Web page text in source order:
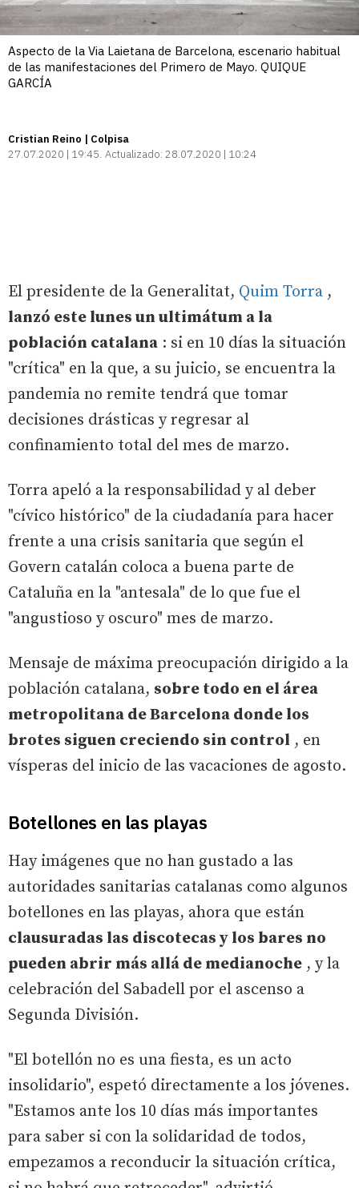
Aspecto de la Via Laietana de Barcelona, escenario habitual
de las manifestaciones del Primero de Mayo. QUIQUE
GARCÍA
Cristian Reino | Colpisa
27.07.2020 | 19:45 Actualizado: 28.07.2020 | 10:24
El presidente de la Generalitat, Quim Torra ,
lanzó este lunes un ultimátum a la
población catalana : si en 10 días la situación
"crítica" en la que, a su juicio, se encuentra la
pandemia no remite tendrá que tomar
decisiones drásticas y regresar al
confinamiento total del mes de marzo.
Torra apeló a la responsabilidad y al deber
"cívico histórico" de la ciudadanía para hacer
frente a una crisis sanitaria que según el
Govern catalán coloca a buena parte de
Cataluña en la "antesala" de lo que fue el
"angustioso y oscuro" mes de marzo.
Mensaje de máxima preocupación dirigido a la
población catalana, sobre todo en el área
metropolitana de Barcelona donde los
brotes siguen creciendo sin control , en
vísperas del inicio de las vacaciones de agosto.
Botellones en las playas
Hay imágenes que no han gustado a las
autoridades sanitarias catalanas como algunos
botellones en las playas, ahora que están
clausuradas las discotecas y los bares no
pueden abrir más allá de medianoche , y la
celebración del Sabadell por el ascenso a
Segunda División.
"El botellón no es una fiesta, es un acto
insolidario", espetó directamente a los jóvenes.
"Estamos ante los 10 días más importantes
para saber si con la solidaridad de todos,
empezamos a reconducir la situación crítica,